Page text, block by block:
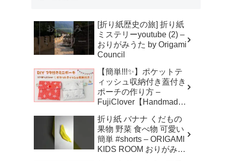
[折り紙歴史の旅] 折り紙
ミステリーyoutube (2) –
おりがみうた by Origami
Council
【簡単!!!✨】ポケットテ
ィッシュ収納付き蓋付き
ポーチの作り方 –
FujiClover【Handmade
折り紙 バナナ くだもの
果物 野菜 食べ物 可愛い
簡単 #shorts – ORIGAMI
KIDS ROOM おりがみキ